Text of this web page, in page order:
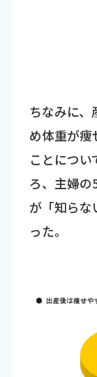
ちなみに
め体重が痩
ことにつ
ろ、主婦の
が「知らな
った。